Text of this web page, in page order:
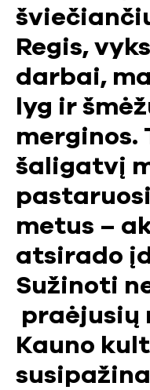
Regis,
darbai,
lyg ir
merginos.
šaligatvį
metus –
atsirado
Sužinoti
praėjusių
Kauno